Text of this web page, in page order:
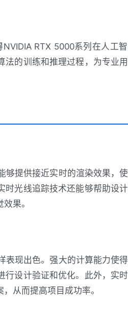
RTX 5000系列在人工
法的训练和推理过程，为专业
够提供接近实时的渲染效果，
光线追踪技术还能够帮助设
果。
表现出色。强大的计算能力使
设计验证和优化。此外，实
从而提高项目成功率。